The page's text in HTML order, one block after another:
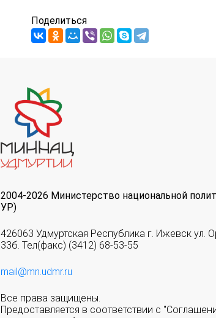
Поделиться
2004-2026 Министерство национальной
УР)
426063 Удмуртская Республика г. Ижевск ул.
33б. Тел(факс) (3412) 68-53-55
mail@mn.udmr.ru
Все права защищены.
Предоставляется в соответствии с